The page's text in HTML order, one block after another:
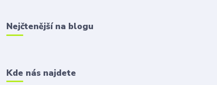
Nejčtenější na blogu
Kde nás najdete